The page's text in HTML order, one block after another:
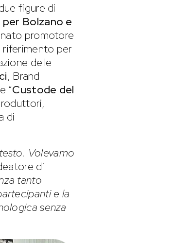
figure di
Bolzano e
promotore
riferimento per
delle
, Brand
“Custode del
di
Volevamo
di
tanto
e la
senza